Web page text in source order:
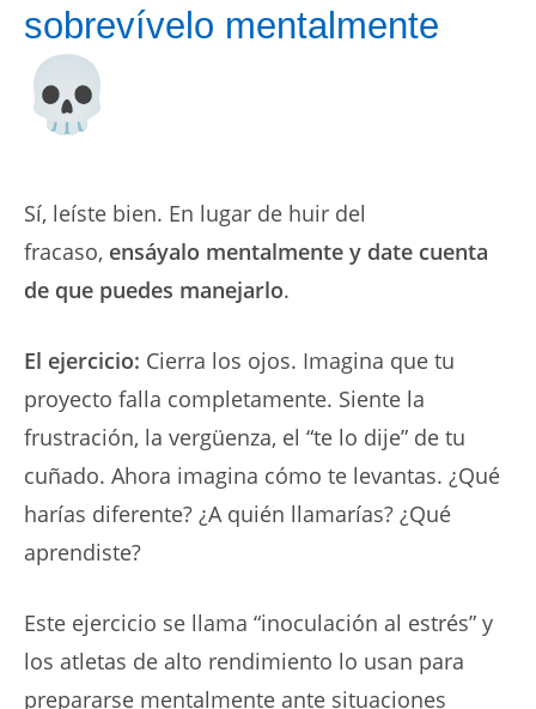
sobrevívelo mentalmente
Sí, leíste bien. En lugar de huir del
fracaso, ensáyalo mentalmente y date cuenta
de que puedes manejarlo.
El ejercicio: Cierra los ojos. Imagina que tu
proyecto falla completamente. Siente la
frustración, la vergüenza, el “te lo dije” de tu
cuñado. Ahora imagina cómo te levantas. ¿Qué
harías diferente? ¿A quién llamarías? ¿Qué
aprendiste?
Este ejercicio se llama “inoculación al estrés” y
los atletas de alto rendimiento lo usan para
prepararse mentalmente ante situaciones